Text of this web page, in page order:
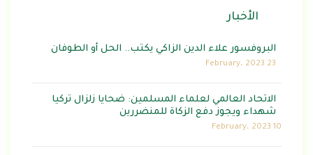
الأخبار
البروفسور علاء الدين الزاكي يكتب.. الحل أو الطوفان
23 February، 2023
الاتحاد العالمي لعلماء المسلمين: ضحايا زلزال تركيا
شهداء ويجوز دفع الزكاة للمنضررين
10 February، 2023